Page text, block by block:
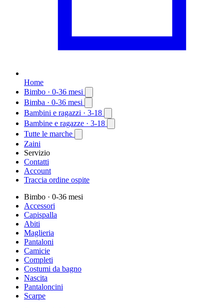
Home
Bimbo · 0-36 mesi
Bimba · 0-36 mesi
Bambini e ragazzi · 3-18
Bambine e ragazze · 3-18
Tutte le marche
Zaini
Servizio
Contatti
Account
Traccia ordine ospite
Bimbo · 0-36 mesi
Accessori
Capispalla
Abiti
Maglieria
Pantaloni
Camicie
Completi
Costumi da bagno
Nascita
Pantaloncini
Scarpe